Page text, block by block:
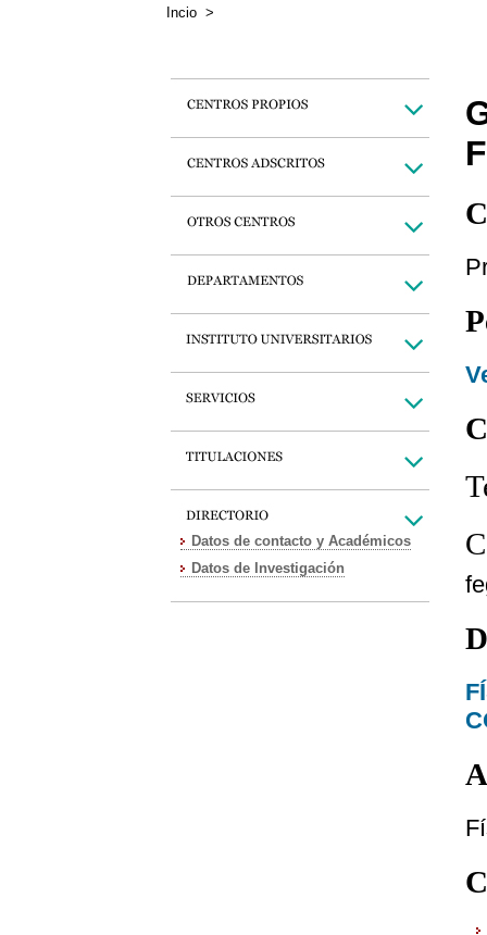
Incio >
Datos de contacto y Académicos
Datos de Investigación